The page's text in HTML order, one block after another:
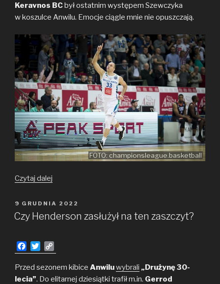
Keravnos BCbył ostatnim występem Szewczyka
w koszulce Anwilu. Emocje ciągle mnie nie opuszczają.
FOTO: championsleague.basketball
Czytaj dalej
Pana
koszykarza
OPUBLIKOWANE
W
9 GRUDNIA 2022
Czy Henderson zasłużył na ten zaszczyt?
a
c
e
w
i
t
o
p
y
Przed sezonem kibice Anwiluwybrali „Drużynę 30-
lecia”. Do elitarnej dziesiątki trafił m.in. Gerrod